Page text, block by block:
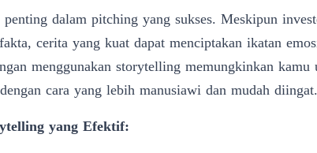
dalam pitching yang sukses. Meskipun
cerita yang kuat dapat menciptakan ikatan
menggunakan storytelling memungkinkan kamu
cara yang lebih manusiawi dan mudah diingat.
yang Efektif: